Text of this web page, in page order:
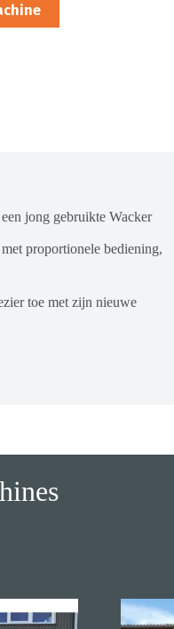
jong gebruikte Wacker
proportionele bediening,
toe met zijn nieuwe